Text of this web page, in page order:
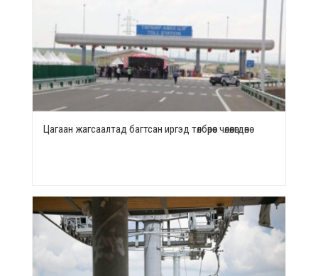
Цагаан жагсаалтад багтсан иргэд төлбөрөөс чөлөөлөгдөнө